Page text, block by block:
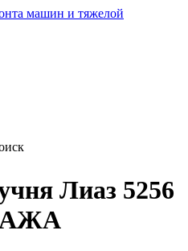
Лиаз 5256